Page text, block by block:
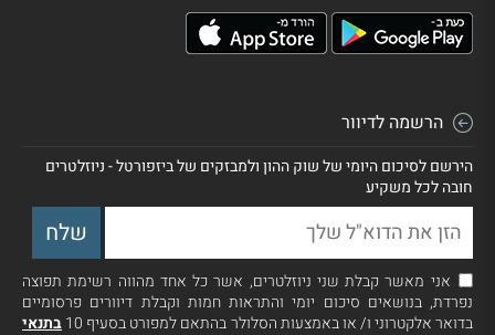
1190347 אי בי אי סל אינדקס מומנטום
ארה"ב מנוטרלת מט"ח
5107420
5131644 אי בי אי מחקה NASDAQ 100
מנוטרלת מט"ח
5137906 איביאי כספית דולרית - נקובה $
5114632
איביאי מדינה + 10%
1,002.27
5120647
איביאי מדינה פלוס A ומעלה 905.86
הרשמה לדיוור
הירשם לסיכום היומי של שוק ההון ולמבזקים של ביזפורטל - ניוזלטרים
חובה לכל משקיע
אני מאשר קבלת שני ניוזלטרים, אשר כל אחד מהווה רשימת תפוצה
נפרדת, בנושאים סיכום יומי והתראות חמות וקבלת דיוורים פרסומיים
בדואר אלקטרוני ו/ או באמצעות הסלולר בהתאם למפורט בסעיף 10
בתנאי